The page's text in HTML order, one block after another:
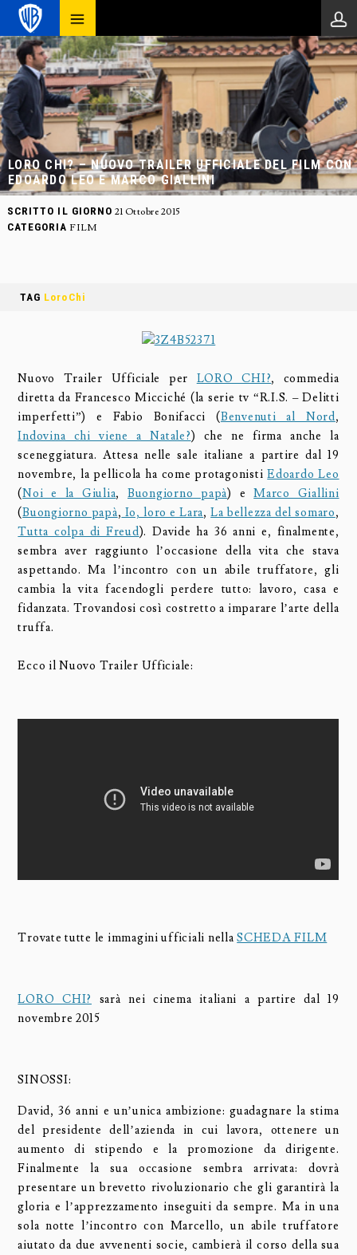
LORO CHI? – NUOVO TRAILER UFFICIALE DEL FILM CON
EDOARDO LEO E MARCO GIALLINI
SCRITTO IL GIORNO 21 Ottobre 2015
CATEGORIA FILM
TAG LoroChi
Nuovo Trailer Ufficiale per LORO CHI?, commedia
diretta da Francesco Micciché (la serie tv “R.I.S. – Delitti
imperfetti”) e Fabio Bonifacci (Benvenuti al Nord,
Indovina chi viene a Natale?) che ne firma anche la
sceneggiatura. Attesa nelle sale italiane a partire dal 19
novembre, la pellicola ha come protagonistiEdoardo Leo
(Noi e la Giulia, Buongiorno papà) eMarco Giallini
(Buongiorno papà, Io, loro e Lara,La bellezza del somaro,
Tutta colpa di Freud). Davide ha 36 anni e, finalmente,
sembra aver raggiunto l’occasione della vita che stava
aspettando. Ma l’incontro con un abile truffatore, gli
cambia la vita facendogli perdere tutto: lavoro, casa e
fidanzata. Trovandosi così costretto a imparare l’arte della
truffa.
Ecco il Nuovo Trailer Ufficiale:
Trovate tutte le immagini ufficiali nellaSCHEDA FILM
LORO CHI?
sarà nei cinema italiani a partire dal 19
novembre 2015
SINOSSI:
David, 36 anni e un’unica ambizione: guadagnare la stima
del presidente dell’azienda in cui lavora, ottenere un
aumento di stipendo e la promozione da dirigente.
Finalmente la sua occasione sembra arrivata: dovrà
presentare un brevetto rivoluzionario che gli garantirà la
gloria e l’apprezzamento inseguiti da sempre. Ma in una
sola notte l’incontro con Marcello, un abile truffatore
aiutato da due avvenenti socie, cambierà il corso della sua